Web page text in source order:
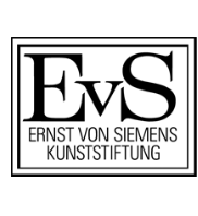
Förderphilosophie
Gremien
Ankauf
Restaurierungen